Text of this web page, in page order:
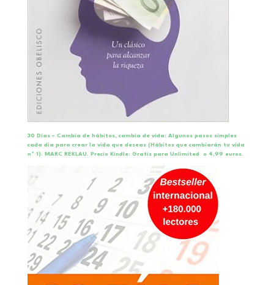
30 Días – Cambia de hábitos, cambia de vida: Algunos pasos simples
cada día para crear la vida que deseas (Hábitos que cambiarán tu vida
nº 1). MARC REKLAU. Precio Kindle: Gratis para Unlimited o 4,99 euros.